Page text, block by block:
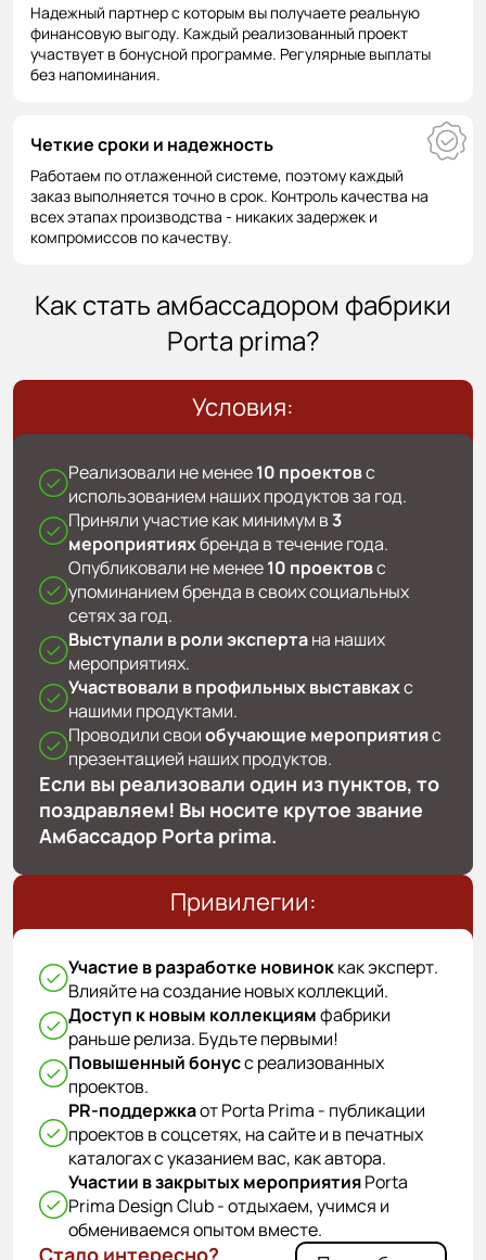
Надежный партнер с которым вы получаете реальную
финансовую выгоду. Каждый реализованный проект
участвует в бонусной программе. Регулярные выплаты
без напоминания.
Четкие сроки и надежность
Работаем по отлаженной системе, поэтому каждый
заказ выполняется точно в срок. Контроль качества на
всех этапах производства - никаких задержек и
компромиссов по качеству.
Как стать амбассадором фабрики
Porta prima?
Условия:
Реализовали не менее10 проектовс
использованием наших продуктов за год.
Приняли участие как минимум в3
мероприятияхбренда в течение года.
Опубликовали не менее10 проектовс
упоминанием бренда в своих социальных
сетях за год.
Выступали в роли экспертана наших
мероприятиях.
Участвовали в профильных выставкахс
нашими продуктами.
Проводили своиобучающие мероприятияс
презентацией наших продуктов.
Если вы реализовали один из пунктов, то
поздравляем! Вы носите крутое звание
Амбассадор Porta prima.
Привилегии:
Участие в разработке новиноккак эксперт.
Влияйте на создание новых коллекций.
Доступ к новым коллекциямфабрики
раньше релиза. Будьте первыми!
Повышенный бонусс реализованных
проектов.
PR-поддержкаот Porta Prima - публикации
проектов в соцсетях, на сайте и в печатных
каталогах с указанием вас, как автора.
Участии в закрытых мероприятияPorta
Prima Design Club - отдыхаем, учимся и
обмениваемся опытом вместе.
Стало интересно?